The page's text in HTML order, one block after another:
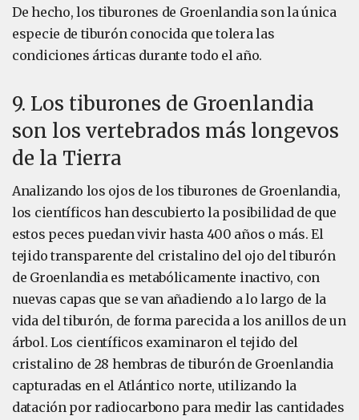
De hecho, los tiburones de Groenlandia son la única
especie de tiburón conocida que tolera las
condiciones árticas durante todo el año.
9. Los tiburones de Groenlandia
son los vertebrados más longevos
de la Tierra
Analizando los ojos de los tiburones de Groenlandia,
los científicos han descubierto la posibilidad de que
estos peces puedan vivir hasta 400 años o más. El
tejido transparente del cristalino del ojo del tiburón
de Groenlandia es metabólicamente inactivo, con
nuevas capas que se van añadiendo a lo largo de la
vida del tiburón, de forma parecida a los anillos de un
árbol. Los científicos examinaron el tejido del
cristalino de 28 hembras de tiburón de Groenlandia
capturadas en el Atlántico norte, utilizando la
datación por radiocarbono para medir las cantidades